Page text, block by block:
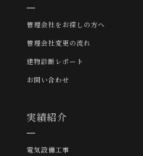
管理会社をお探しの方へ
管理会社変更の流れ
建物診断レポート
お問い合わせ
実績紹介
電気設備工事